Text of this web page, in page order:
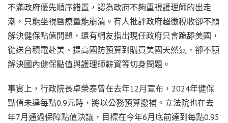
不滿政府優先順序錯置，認為政府不夠重視護理師的出走
潮，只能坐視醫療量能崩潰。有人批評政府超徵稅收卻不願
解決健保點值問題，還有網友指出現任政府只會跪舔美國，
從送台積電赴美、提高國防預算到購買美國天然氣，卻不願
解決國內健保點值與護理師薪資等切身問題。
事實上，行政院長卓榮泰曾在去年12月宣布，2024年健保
點值未達每點0.9元時，將以公務預算撥補。立法院也在去
年7月通過保障點值決議，目標在今年6月底前達到每點0.95